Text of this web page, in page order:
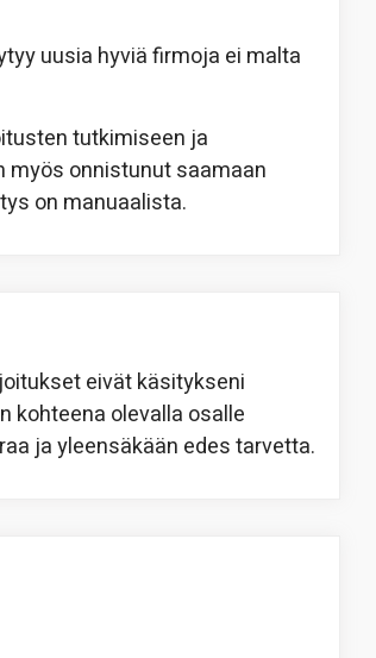
uusia hyviä firmoja ei malta
tutkimiseen ja
myös onnistunut saamaan
on manuaalista.
eivät käsitykseni
kohteena olevalla osalle
ja yleensäkään edes tarvetta.